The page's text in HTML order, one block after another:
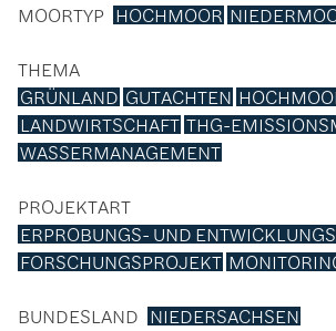
MOORTYP HOCHMOOR
THEMA
GRÜNLAND GUTACHTEN
LANDWIRTSCHAFT THG-
WASSERMANAGEMENT
PROJEKTART
ERPROBUNGS- UND
FORSCHUNGSPROJEKT
BUNDESLAND NIEDERSACHSEN